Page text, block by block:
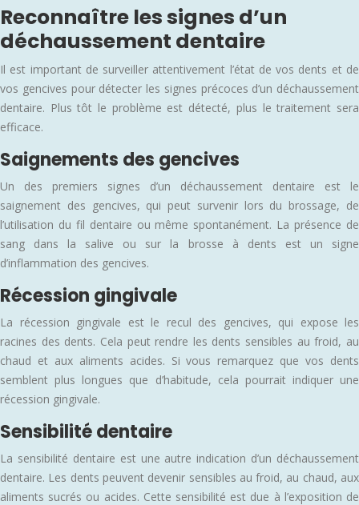
Reconnaître les signes d’un
déchaussement dentaire
Il est important de surveiller attentivement l’état de vos dents et de
vos gencives pour détecter les signes précoces d’un déchaussement
dentaire. Plus tôt le problème est détecté, plus le traitement sera
efficace.
Saignements des gencives
Un des premiers signes d’un déchaussement dentaire est le
saignement des gencives, qui peut survenir lors du brossage, de
l’utilisation du fil dentaire ou même spontanément. La présence de
sang dans la salive ou sur la brosse à dents est un signe
d’inflammation des gencives.
Récession gingivale
La récession gingivale est le recul des gencives, qui expose les
racines des dents. Cela peut rendre les dents sensibles au froid, au
chaud et aux aliments acides. Si vous remarquez que vos dents
semblent plus longues que d’habitude, cela pourrait indiquer une
récession gingivale.
Sensibilité dentaire
La sensibilité dentaire est une autre indication d’un déchaussement
dentaire. Les dents peuvent devenir sensibles au froid, au chaud, aux
aliments sucrés ou acides. Cette sensibilité est due à l’exposition de